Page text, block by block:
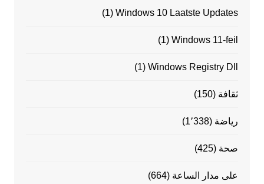
Windows 10 Laatste Updates
(1)
Windows 11-feil
(1)
Windows Registry Dll
(1)
ثقافة (150)
رياضة (1٬338)
صحة (425)
على مدار الساعة (664)